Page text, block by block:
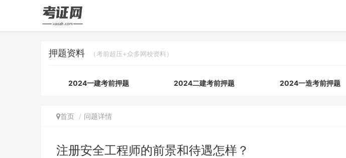
押题资料 （考前超压+众多网校资料）
2024一建考前押题 2024二建考前押题 2024一造考前押题
首页 问题详情
注册安全工程师的前景和待遇怎样？